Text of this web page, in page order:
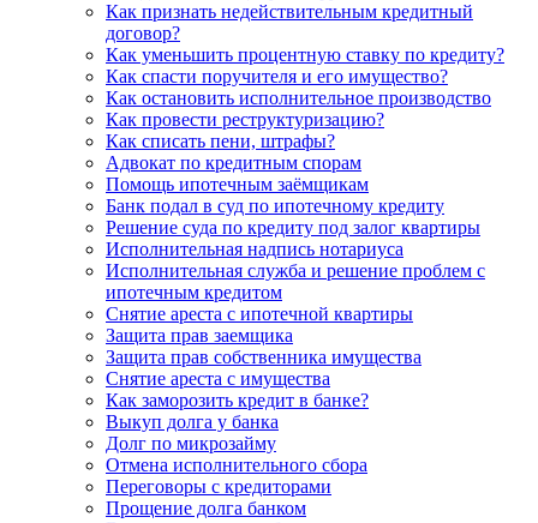
Как признать недействительным кредитный
договор?
Как уменьшить процентную ставку по кредиту?
Как спасти поручителя и его имущество?
Как остановить исполнительное производство
Как провести реструктуризацию?
Как списать пени, штрафы?
Адвокат по кредитным спорам
Помощь ипотечным заёмщикам
Банк подал в суд по ипотечному кредиту
Решение суда по кредиту под залог квартиры
Исполнительная надпись нотариуса
Исполнительная служба и решение проблем с
ипотечным кредитом
Снятие ареста с ипотечной квартиры
Защита прав заемщика
Защита прав собственника имущества
Снятие ареста с имущества
Как заморозить кредит в банке?
Выкуп долга у банка
Долг по микрозайму
Отмена исполнительного сбора
Переговоры с кредиторами
Прощение долга банком